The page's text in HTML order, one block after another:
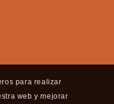
para realizar
web y mejorar